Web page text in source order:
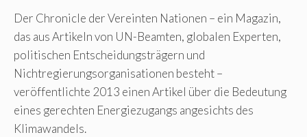
Der Chronicle der Vereinten Nationen – ein Magazin,
das aus Artikeln von UN-Beamten, globalen Experten,
politischen Entscheidungsträgern und
Nichtregierungsorganisationen besteht –
veröffentlichte 2013 einen Artikel über die Bedeutung
eines gerechten Energiezugangs angesichts des
Klimawandels.